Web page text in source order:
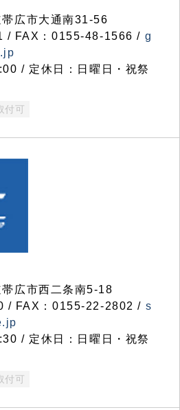
広市大通南31-56
/ FAX：0155-48-1566 / g
/ 定休日：日曜日・祝祭
付可
広市西二条南5-18
/ FAX：0155-22-2802 / s
/ 定休日：日曜日・祝祭
付可